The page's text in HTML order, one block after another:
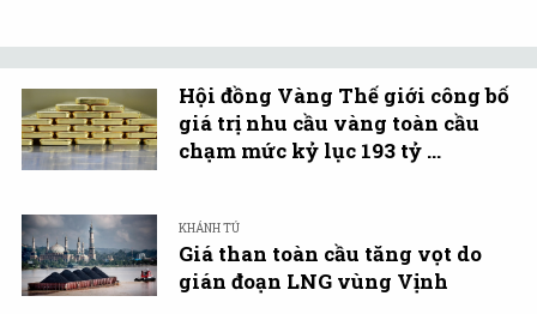
Hội đồng Vàng Thế giới công bố
giá trị nhu cầu vàng toàn cầu
chạm mức kỷ lục 193 tỷ ...
KHÁNH TÚ
Giá than toàn cầu tăng vọt do
gián đoạn LNG vùng Vịnh